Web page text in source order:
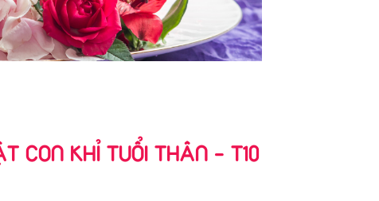
CON KHỈ TUỔI THÂN - T10